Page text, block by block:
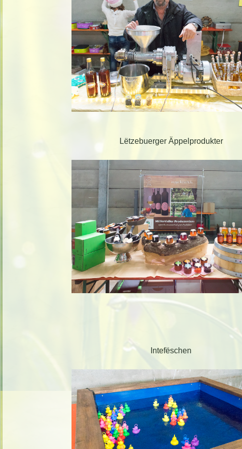
Lëtzebuerger Äppelprodukter
Intefëschen